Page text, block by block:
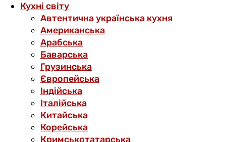
Кухні світу
Автентична українська кухня
Американська
Арабська
Баварська
Грузинська
Європейська
Індійська
Італійська
Китайська
Корейська
Кримськотатарська